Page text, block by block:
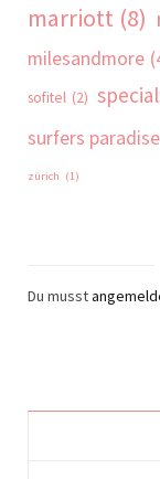
marriott (8)
milesandmore
sofitel (2)
surfers paradise
zürich (1)
Du musst